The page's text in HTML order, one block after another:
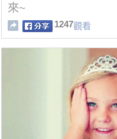
來~
1247觀看